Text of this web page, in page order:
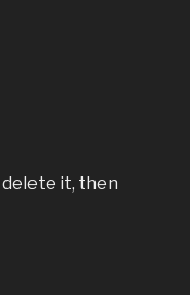
delete it, then